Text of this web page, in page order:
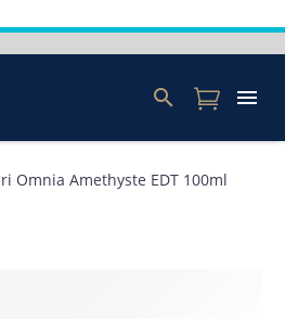
Omnia Amethyste EDT 100ml